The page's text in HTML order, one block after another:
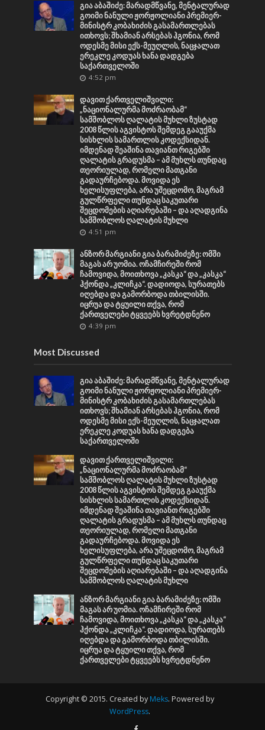
გია აბაშიძე: მარადმწვანე, მენტალურად
გოიმი ნანული ჟორჟოლიანი პრემიერ-
მინისტრ კობახიძის გასამართლებას
ითხოვს; შხამიან არსებას ჰგონია, რომ
ოდესმე მისი ექს-მეუღლის, ნაცჯალათ
ერეკლე კოდუას ხანა დადგება
საქართველოში
4:52 pm
დავით ქართველიშვილი:
„ნაციონალურმა მოძრაობამ“
სამშობლოს ღალატის მუხლი ზუსტად
2008 წლის აგვისტოს შემდეგ გააუქმა
სისხლის სამართლის კოდექსიდან.
იმდენად შეაშინა თავიანთ რიგებში
ღალატის გრადუსმა – ამ მუხლს თუნდაც
თეორიულად, რომელი მათგანი
გადაურჩებოდა. მოვიდა ეს
ხელისუფლება, არა უშეცდომო, მაგრამ
გულწრფელი თუნდაც საკუთარი
შეცდომების აღიარებაში – და აღადგინა
სამშობლოს ღალატის მუხლი
4:51 pm
ანზორ მარგიანი გია ბარამიძეზე: ომში
მაგას არ უომია. ოჩამჩირეში რომ
ჩამოვიდა, მოითხოვა „კასკა“ და „კასკა“
ჰქონდა „კლიჩკა“. დადიოდა, სურათებს
იღებდა და გამორბოდა თბილისში.
იცრუა და ტყუილი თქვა, რომ
ქართველები ტყვეებს ხვრეტდნენო
4:39 pm
Most Discussed
გია აბაშიძე: მარადმწვანე, მენტალურად
გოიმი ნანული ჟორჟოლიანი პრემიერ-
მინისტრ კობახიძის გასამართლებას
ითხოვს; შხამიან არსებას ჰგონია, რომ
ოდესმე მისი ექს-მეუღლის, ნაცჯალათ
ერეკლე კოდუას ხანა დადგება
საქართველოში
დავით ქართველიშვილი:
„ნაციონალურმა მოძრაობამ“
სამშობლოს ღალატის მუხლი ზუსტად
2008 წლის აგვისტოს შემდეგ გააუქმა
სისხლის სამართლის კოდექსიდან.
იმდენად შეაშინა თავიანთ რიგებში
ღალატის გრადუსმა – ამ მუხლს თუნდაც
თეორიულად, რომელი მათგანი
გადაურჩებოდა. მოვიდა ეს
ხელისუფლება, არა უშეცდომო, მაგრამ
გულწრფელი თუნდაც საკუთარი
შეცდომების აღიარებაში – და აღადგინა
სამშობლოს ღალატის მუხლი
ანზორ მარგიანი გია ბარამიძეზე: ომში
მაგას არ უომია. ოჩამჩირეში რომ
ჩამოვიდა, მოითხოვა „კასკა“ და „კასკა“
ჰქონდა „კლიჩკა“. დადიოდა, სურათებს
იღებდა და გამორბოდა თბილისში.
იცრუა და ტყუილი თქვა, რომ
ქართველები ტყვეებს ხვრეტდნენო
Copyright © 2015. Created by Meks. Powered by
WordPress.